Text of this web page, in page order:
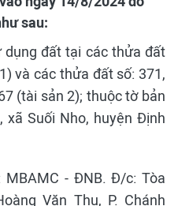
sau:
dụng đất tại các thửa đất
và các thửa đất số: 371,
(tài sản 2); thuộc tờ bản
xã Suối Nho, huyện Định
- ĐNB. Đ/c: Tòa
Văn Thụ, P. Chánh